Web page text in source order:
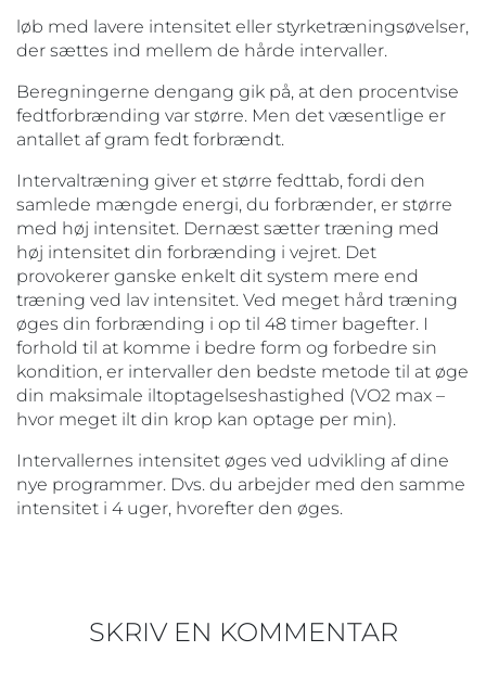
løb med lavere intensitet eller styrketræningsøvelser,
der sættes ind mellem de hårde intervaller.
Beregningerne dengang gik på, at den procentvise
fedtforbrænding var større. Men det væsentlige er
antallet af gram fedt forbrændt.
Intervaltræning giver et større fedttab, fordi den
samlede mængde energi, du forbrænder, er større
med høj intensitet. Dernæst sætter træning med
høj intensitet din forbrænding i vejret. Det
provokerer ganske enkelt dit system mere end
træning ved lav intensitet. Ved meget hård træning
øges din forbrænding i op til 48 timer bagefter. I
forhold til at komme i bedre form og forbedre sin
kondition, er intervaller den bedste metode til at øge
din maksimale iltoptagelseshastighed (VO2 max –
hvor meget ilt din krop kan optage per min).
Intervallernes intensitet øges ved udvikling af dine
nye programmer. Dvs. du arbejder med den samme
intensitet i 4 uger, hvorefter den øges.
SKRIV EN KOMMENTAR